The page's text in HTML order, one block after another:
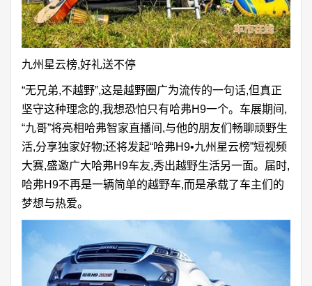
九州星云榜,好礼送不停
“无兄弟,不越野”,这是越野圈广为流传的一句话,但真正
坚守这种理念的,我想恐怕只有哈弗H9一个。车展期间,
“九哥”将亮相哈弗智家直播间,与他的朋友们畅聊顽野生
活,分享独家好物;还将发起“哈弗H9•九州星云榜”短视频
大赛,盛邀广大哈弗H9车友,秀出越野生活另一面。届时,
哈弗H9不再是一辆简单的越野车,而是承载了车主们的
梦想与热爱。